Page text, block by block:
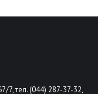
7, тел. (044) 287-37-32,